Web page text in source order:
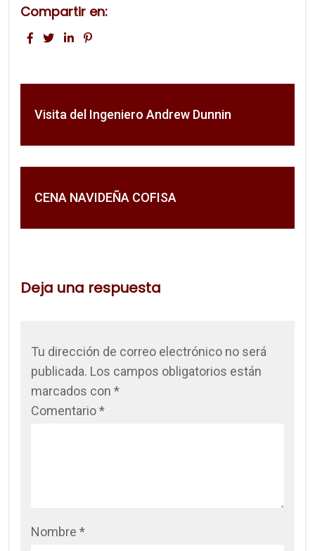
Compartir en:
Visita del Ingeniero Andrew Dunnin
CENA NAVIDEÑA COFISA
Deja una respuesta
Tu dirección de correo electrónico no será
publicada. Los campos obligatorios están
marcados con *
Comentario*
Nombre *